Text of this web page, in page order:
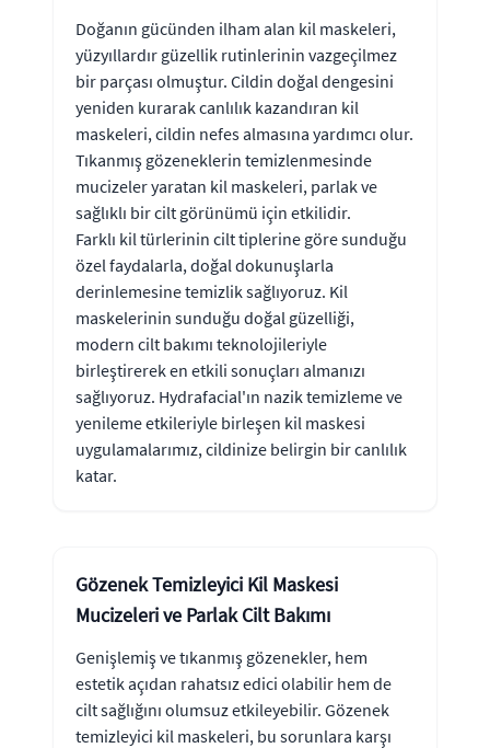
Doğanın gücünden ilham alan kil maskeleri,
yüzyıllardır güzellik rutinlerinin vazgeçilmez
bir parçası olmuştur. Cildin doğal dengesini
yeniden kurarak canlılık kazandıran kil
maskeleri, cildin nefes almasına yardımcı olur.
Tıkanmış gözeneklerin temizlenmesinde
mucizeler yaratan kil maskeleri, parlak ve
sağlıklı bir cilt görünümü için etkilidir.
Farklı kil türlerinin cilt tiplerine göre sunduğu
özel faydalarla, doğal dokunuşlarla
derinlemesine temizlik sağlıyoruz. Kil
maskelerinin sunduğu doğal güzelliği,
modern cilt bakımı teknolojileriyle
birleştirerek en etkili sonuçları almanızı
sağlıyoruz. Hydrafacial'ın nazik temizleme ve
yenileme etkileriyle birleşen kil maskesi
uygulamalarımız, cildinize belirgin bir canlılık
katar.
Gözenek Temizleyici Kil Maskesi
Mucizeleri ve Parlak Cilt Bakımı
Genişlemiş ve tıkanmış gözenekler, hem
estetik açıdan rahatsız edici olabilir hem de
cilt sağlığını olumsuz etkileyebilir. Gözenek
temizleyici kil maskeleri, bu sorunlara karşı